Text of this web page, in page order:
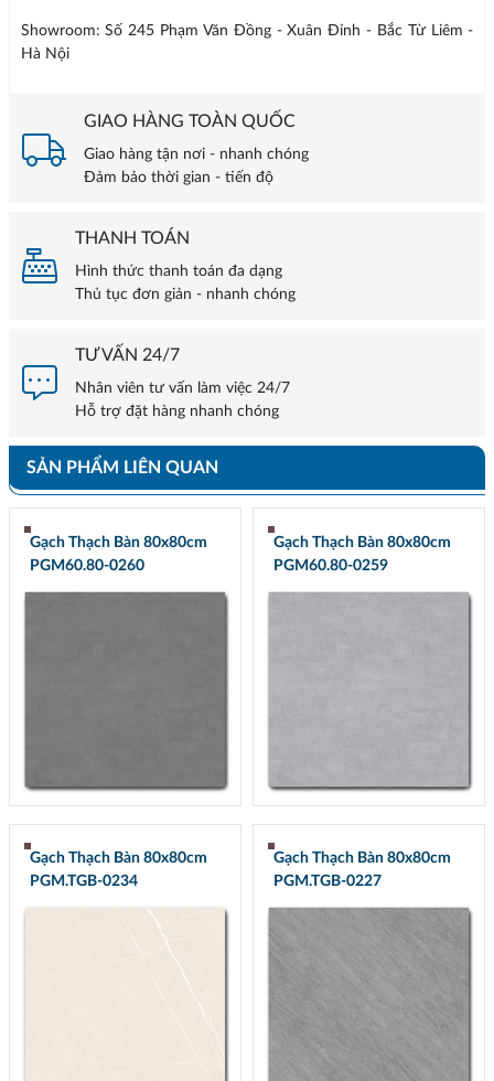
Showroom: Số 245 Phạm Văn Đồng - Xuân Đỉnh - Bắc Từ Liêm -
Hà Nội
GIAO HÀNG TOÀN QUỐC
Giao hàng tận nơi - nhanh chóng
Đảm bảo thời gian - tiến độ
THANH TOÁN
Hình thức thanh toán đa dạng
Thủ tục đơn giản - nhanh chóng
TƯ VẤN 24/7
Nhân viên tư vấn làm việc 24/7
Hỗ trợ đặt hàng nhanh chóng
SẢN PHẨM LIÊN QUAN
Gạch Thạch Bàn 80x80cm
PGM60.80-0260
Gạch Thạch Bàn 80x80cm
PGM60.80-0259
Gạch Thạch Bàn 80x80cm
PGM.TGB-0234
Gạch Thạch Bàn 80x80cm
PGM.TGB-0227